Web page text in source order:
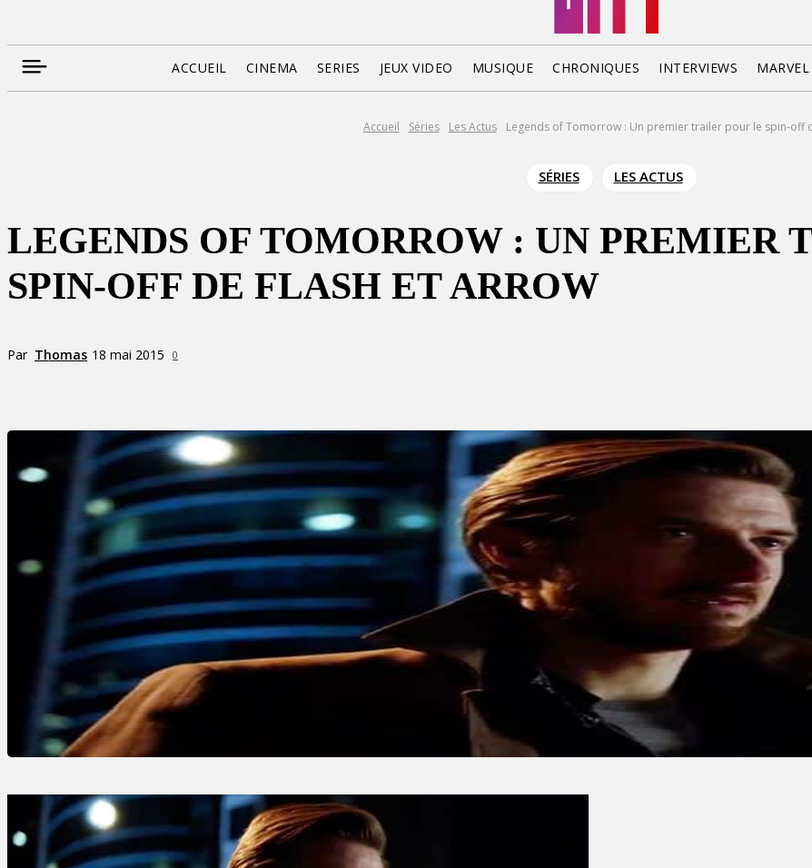
ACCUEIL CINEMA SERIES JEUX VIDEO MUSIQUE CHRONIQUES INTERVIEWS
Accueil Séries Les Actus Legends of Tomorrow : Un premier trailer pour le spin-off
SÉRIES LES ACTUS
LEGENDS OF TOMORROW : UN PREMIER
SPIN-OFF DE FLASH ET ARROW
Par Thomas 18 mai 2015 0